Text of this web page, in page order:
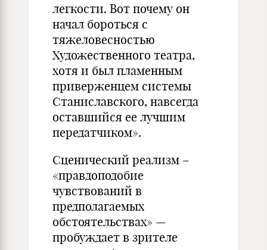
легкости. Вот почему он
начал бороться с
тяжеловесностью
Художественного театра,
хотя и был пламенным
приверженцем системы
Станиславского, навсегда
оставшийся ее лучшим
передатчиком».
Сценический реализм –
«правдоподобие
чувствований в
предполагаемых
обстоятельствах» —
пробуждает в зрителе